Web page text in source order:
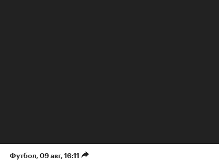
Футбол⁠, 09 авг, 16:11